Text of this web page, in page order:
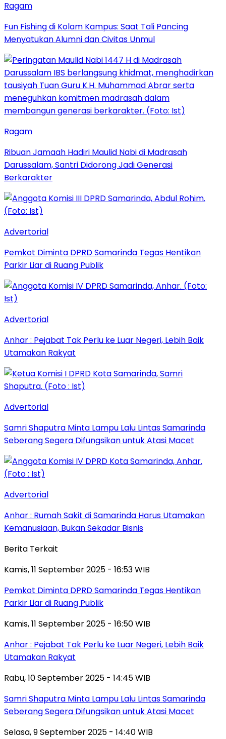
Ragam
Fun Fishing di Kolam Kampus: Saat Tali Pancing
Menyatukan Alumni dan Civitas Unmul
Ragam
Ribuan Jamaah Hadiri Maulid Nabi di Madrasah
Darussalam, Santri Didorong Jadi Generasi
Berkarakter
Advertorial
Pemkot Diminta DPRD Samarinda Tegas Hentikan
Parkir Liar di Ruang Publik
Advertorial
Anhar : Pejabat Tak Perlu ke Luar Negeri, Lebih Baik
Utamakan Rakyat
Advertorial
Samri Shaputra Minta Lampu Lalu Lintas Samarinda
Seberang Segera Difungsikan untuk Atasi Macet
Advertorial
Anhar : Rumah Sakit di Samarinda Harus Utamakan
Kemanusiaan, Bukan Sekadar Bisnis
Berita Terkait
Kamis, 11 September 2025 - 16:53 WIB
Pemkot Diminta DPRD Samarinda Tegas Hentikan
Parkir Liar di Ruang Publik
Kamis, 11 September 2025 - 16:50 WIB
Anhar : Pejabat Tak Perlu ke Luar Negeri, Lebih Baik
Utamakan Rakyat
Rabu, 10 September 2025 - 14:45 WIB
Samri Shaputra Minta Lampu Lalu Lintas Samarinda
Seberang Segera Difungsikan untuk Atasi Macet
Selasa, 9 September 2025 - 14:40 WIB